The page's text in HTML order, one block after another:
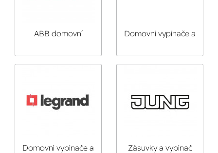
ABB domovní
Domovní vypínače a
Domovní vypínače a
Zásuvky a vypínač